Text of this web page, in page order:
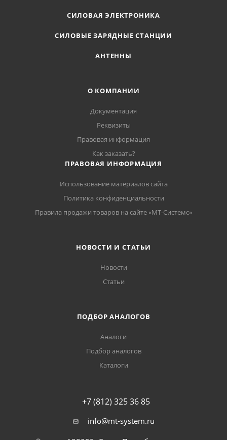
СИЛОВАЯ ЭЛЕКТРОНИКА
СИЛОВЫЕ ЗАРЯДНЫЕ СТАНЦИИ
АНТЕННЫ
О КОМПАНИИ
Документация
Реквизиты
Правовая информация
Как заказать?
ПРАВОВАЯ ИНФОРМАЦИЯ
Использование материалов сайта
Политика конфиденциальности
Правила продажи товаров на сайте «МТ-Системс»
НОВОСТИ И СТАТЬИ
Новости
Статьи
ПОДБОР АНАЛОГОВ
Аналоги
Подбор аналогов
Каталоги
+7 (812) 325 36 85
info@mt-system.ru